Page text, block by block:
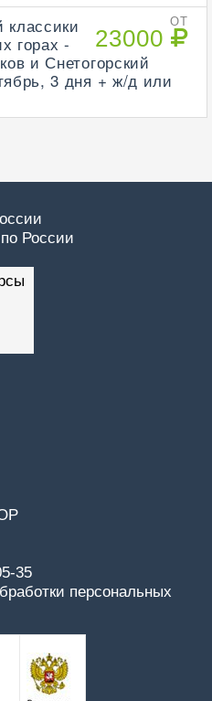
ОТ
23000
классики
горах -
и Снетогорский
3 дня + ж/д или
России
35
персональных